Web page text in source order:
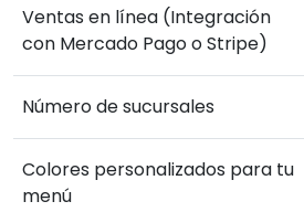
Ventas en línea (Integración
con Mercado Pago o Stripe)
Número de sucursales
Colores personalizados para tu
menú